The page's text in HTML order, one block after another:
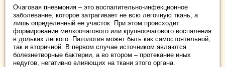
Очаговая пневмония – это воспалительно-инфекционное
заболевание, которое затрагивает не всю легочную ткань, а
лишь определенный ее участок. При этом происходит
формирование мелкоочагового или крупноочагового воспаления
в дольках легкого. Патология может быть как самостоятельной,
так и вторичной. В первом случае источником являются
болезнетворные бактерии, а во втором – протекание иных
недугов, негативно влияющих на ткани этого органа.